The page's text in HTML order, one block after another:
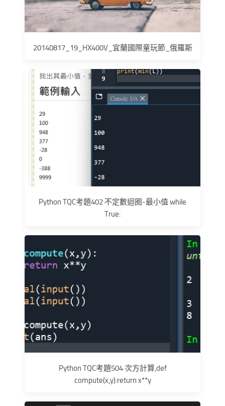
20140817_19_HX400V_宜蘭國際童玩節_俄羅斯
Python TQC考題402 不定數迴圈-最小值 while
True:
Python TQC考題504 次方計算,def
compute(x,y):return x**y